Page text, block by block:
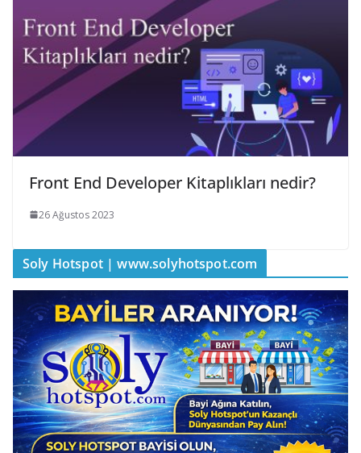
Front End Developer Kitaplıkları nedir?
26 Ağustos 2023
Soly Hotspot | www.solyhotspot.com